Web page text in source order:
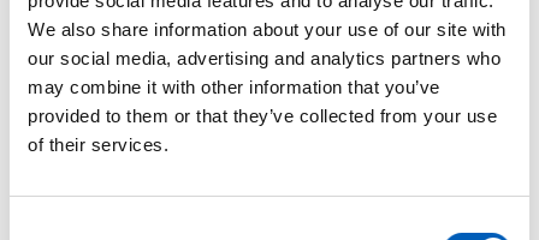
We also share information about your use of our site with
our social media, advertising and analytics partners who
may combine it with other information that you’ve
provided to them or that they’ve collected from your use
of their services.
barnearbeid
Den gode utviklingen i arbeidet mot
barnearbeid har stanset opp og trues
nå ytterligere av flere kriser, ble det